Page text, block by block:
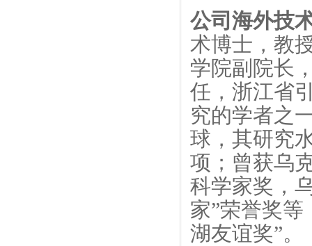
公司海外技
术博士，教
学院副院长
任，浙江省
究的学者之
球，其研究
项；曾获乌
科学家奖，
家”荣誉奖等
湖友谊奖”。